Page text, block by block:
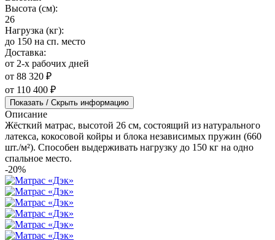
Высота (см):
26
Нагрузка (кг):
до 150 на сп. место
Доставка:
от 2-х рабочих дней
от 88 320 ₽
от 110 400 ₽
Показать / Скрыть информацию
Описание
Жёсткий матрас, высотой 26 см, состоящий из натурального
латекса, кокосовой койры и блока независимых пружин (660
шт./м²). Способен выдерживать нагрузку до 150 кг на одно
спальное место.
-20%